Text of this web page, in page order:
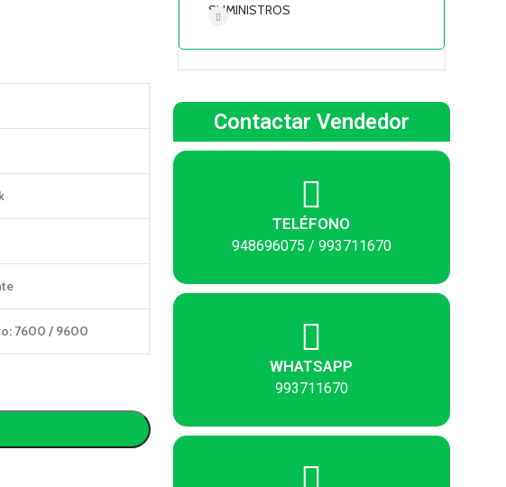
7600 / 9600
SUMINISTROS
Contactar Vendedor
TELÉFONO
948696075 / 993711670
WHATSAPP
993711670